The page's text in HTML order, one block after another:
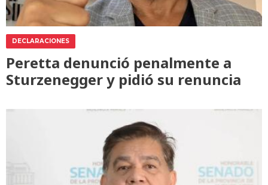
DECLARACIONES
Peretta denunció penalmente a
Sturzenegger y pidió su renuncia